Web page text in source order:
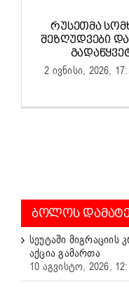
ᲠᲣᲡᲔᲗᲛᲐ
ᲨᲔᲖᲦᲣᲓᲕᲔᲑᲘ
2 ივნისი, 2026,
ᲑᲝᲚᲝᲡ
სეუტაში მიგრაციის
აქცია გამართა
10 აგვისტო, 2026,